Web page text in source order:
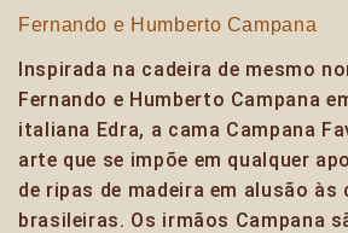
Fernando e Humberto Campana
Inspirada na cadeira de mesmo
Fernando e Humberto Campana
italiana Edra, a cama Campana
arte que se impõe em qualquer
de ripas de madeira em alusão
brasileiras. Os irmãos Campana